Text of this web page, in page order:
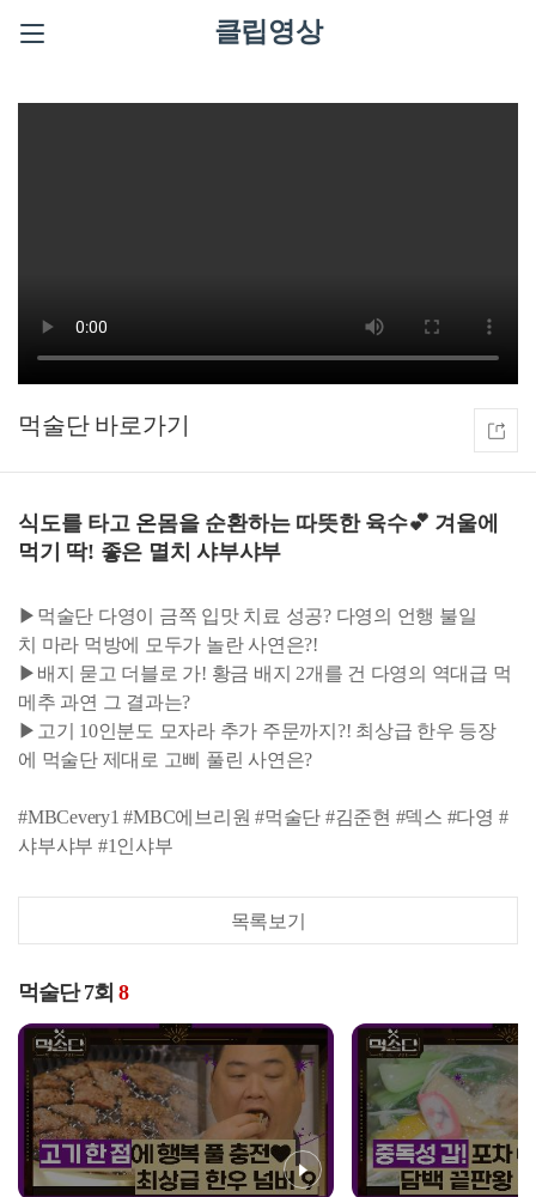
클립영상
먹술단
식도를 타고 온몸을 순환하는 따뜻한 육수💕 겨울에
먹기 딱! 좋은 멸치 샤부샤부
▶먹술단 다영이 금쪽 입맛 치료 성공? 다영의 언행 불일
치 마라 먹방에 모두가 놀란 사연은?!
▶배지 묻고 더블로 가! 황금 배지 2개를 건 다영의 역대급 먹
메추 과연 그 결과는?
▶고기 10인분도 모자라 추가 주문까지?! 최상급 한우 등장
에 먹술단 제대로 고삐 풀린 사연은?
#MBCevery1 #MBC에브리원 #먹술단 #김준현 #덱스 #다영 #
샤부샤부 #1인샤부
목록보기
먹술단 7회 8